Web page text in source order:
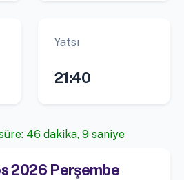
Yatsı
21:40
46 dakika, 9 saniye
2026 Perşembe